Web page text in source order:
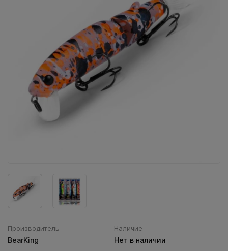
Все категории (9)
Производитель
BearKing
Наличие
Нет в наличии